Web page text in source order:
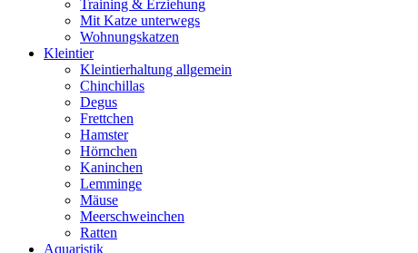
Training & Erziehung
Mit Katze unterwegs
Wohnungskatzen
Kleintier
Kleintierhaltung allgemein
Chinchillas
Degus
Frettchen
Hamster
Hörnchen
Kaninchen
Lemminge
Mäuse
Meerschweinchen
Ratten
Aquaristik